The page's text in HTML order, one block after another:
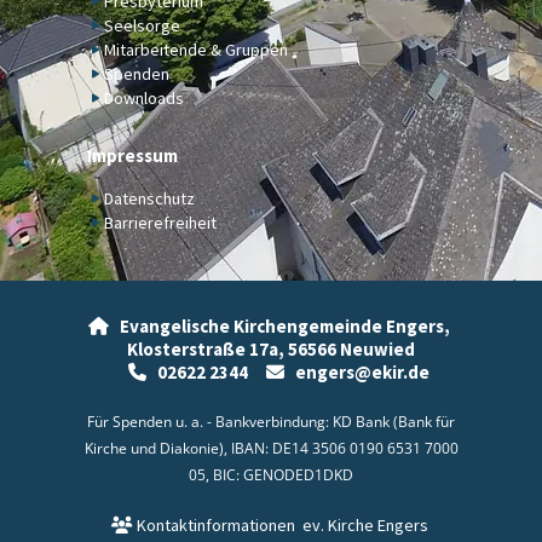
Seelsorge
Mitarbeitende & Gruppen
Spenden
Downloads
Impressum
Datenschutz
Barrierefreiheit

Evangelische Kirchengemeinde Engers,
Klosterstraße 17a, 56566 Neuwied
02622 2344 engers@ekir.de
Für Spenden u. a. - Bankverbindung: KD Bank (Bank für
Kirche und Diakonie), IBAN: DE14 3506 0190 6531 7000
05, BIC: GENODED1DKD
Kontaktinformationen ev. Kirche Engers